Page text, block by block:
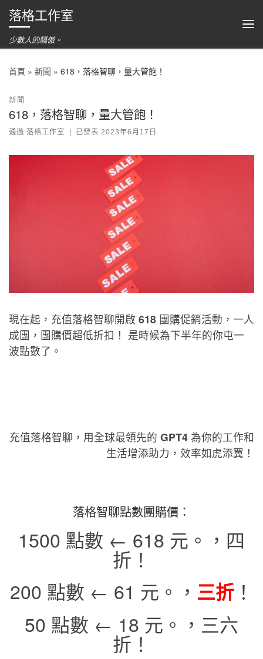
跳到內容
落格工作室
少數人的驕傲。
首頁 » 新聞 » 618，落格智聊，量大管飽！
新聞
618，落格智聊，量大管飽！
通過 落格工作室 已發表2023年6月17日
現在起，充值落格智聊開啟 618 團購促銷活動，一人
成團，團購價超低折扣！ 是時候為下半年的你屯一
波點數了。
充值落格智聊，用全球最領先的 GPT4 為你的工作和
生活增添助力，效率如虎添翼！
落格智聊點數團購價：
1500 點數 ← 618 元。，四
折！
200 點數 ← 61 元。， 三折 ！
50 點數 ← 18 元。，三六
折！